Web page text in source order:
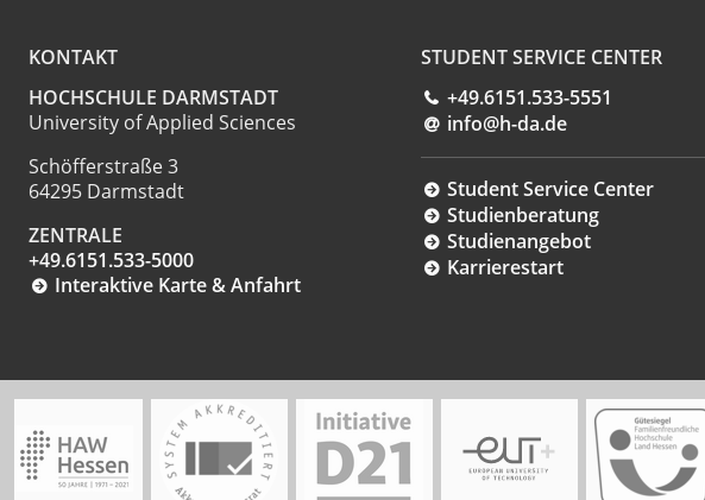
KONTAKT
HOCHSCHULE DARMSTADT
University of Applied Sciences
Schöfferstraße 3
64295 Darmstadt
ZENTRALE
+49.6151.533-5000
Interaktive Karte & Anfahrt
STUDENT SERVICE CENTER
+49.6151.533-5551
info@h-da.de
Student Service Center
Studienberatung
Studienangebot
Karrierestart